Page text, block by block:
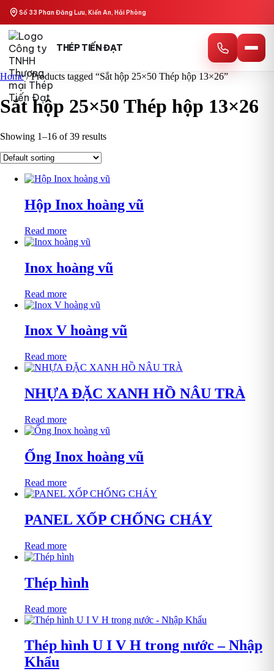
content
Số 33 Phan Đăng Lưu, Kiến An, Hải Phòng
THÉP TIẾN ĐẠT
Home/ Products tagged “Sắt hộp 25×50 Thép hộp 13×26”
Sắt hộp 25×50 Thép hộp 13×26
Showing 1–16 of 39 results
Hộp Inox hoàng vũ
Read more
Inox hoàng vũ
Read more
Inox V hoàng vũ
Read more
NHỰA ĐẶC XANH HỒ NÂU TRÀ
Read more
Ống Inox hoàng vũ
Read more
PANEL XỐP CHỐNG CHÁY
Read more
Thép hình
Read more
Thép hình U I V H trong nước – Nhập
Khẩu